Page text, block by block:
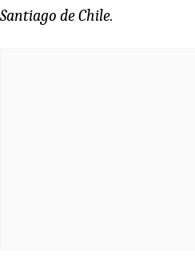
Santiago de Chile.